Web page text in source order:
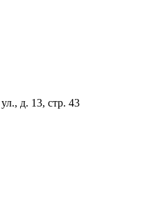
д. 13, стр. 43